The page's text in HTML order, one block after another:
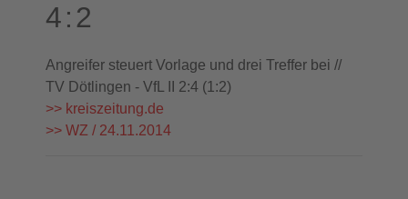
4:2
Angreifer steuert Vorlage und drei Treffer bei //
TV Dötlingen - VfL II 2:4 (1:2)
>> kreiszeitung.de
>> WZ / 24.11.2014